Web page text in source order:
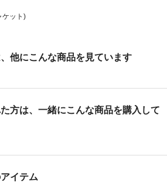
ケット)
他にこんな商品を見ています
方は、一緒にこんな商品を購入して
イテム